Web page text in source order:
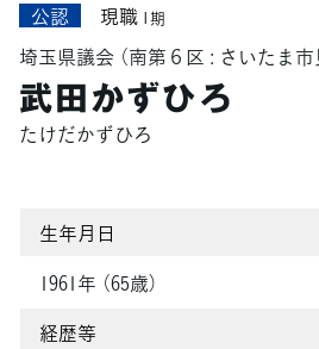
公認 現職 1期
埼玉県議会 （南第６区 : さいたま市
武田かずひろ
たけだかずひろ
生年月日
1961年 （65歳）
経歴等